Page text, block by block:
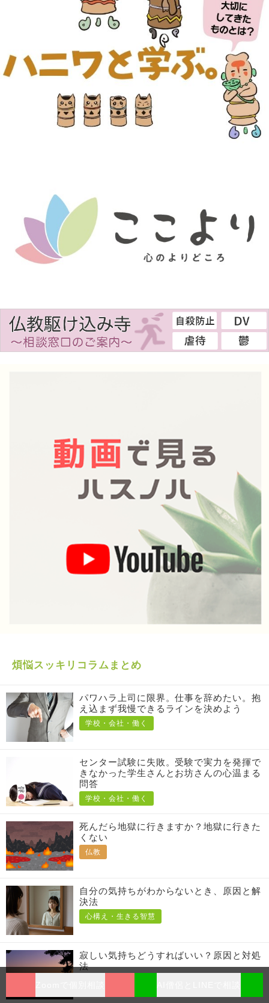
煩悩スッキリコラムまとめ
パワハラ上司に限界。仕事を辞めたい。抱
え込まず我慢できるラインを決めよう
学校・会社・働く
センター試験に失敗。受験で実力を発揮で
きなかった学生さんとお坊さんの心温まる
問答
学校・会社・働く
死んだら地獄に行きますか？地獄に行きた
くない
仏教
自分の気持ちがわからないとき、原因と解
決法
心構え・生きる智慧
寂しい気持ちどうすればいい？原因と対処
法